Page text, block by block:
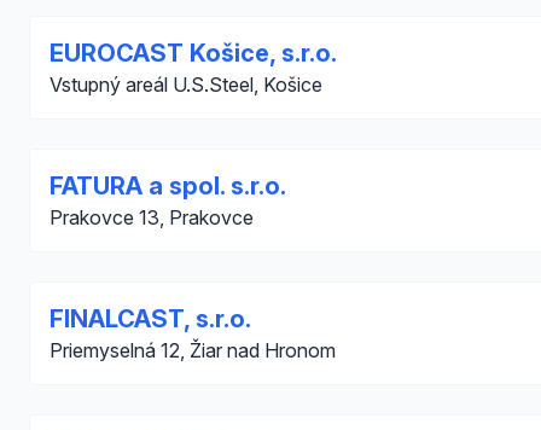
EUROCAST Košice, s.r.o.
Vstupný areál U.S.Steel, Košice
FATURA a spol. s.r.o.
Prakovce 13, Prakovce
FINALCAST, s.r.o.
Priemyselná 12, Žiar nad Hronom